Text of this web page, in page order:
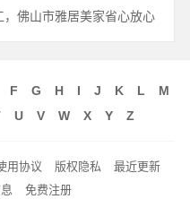
佛山市雅居美家省心放心
F G H I J K L
M
U V W X Y Z
用协议 版权隐私
最近更新
免费注册